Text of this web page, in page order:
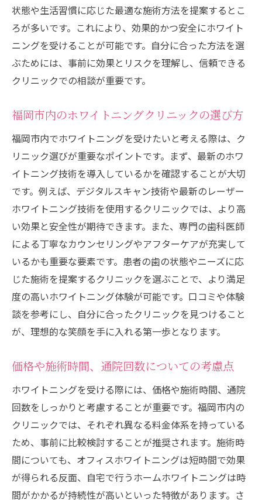
業界最先端のホワイトニング技術を体験す
る方法
安全性と効果を兼ね備えた施術プロセス
最新技術を駆使したホワイトニングのメリ
ット
ニング
新技術を用いた施術後のケアとその効果
福岡市のホワイトニングがもたらす笑顔と自信
の変化
施術後の笑顔の変化を実感する瞬間
福岡市でのホワイトニングが生む自信の向
上
笑顔がもたらす社会的影響とその効果
日常生活におけるホワイトニングのメリッ
ト
自分自身のイメージアップにつながる施術
体験
ホワイトニングを通じて福岡市で得られる笑顔
の秘密
美しい笑顔を支えるホワイトニングの技術
福岡市でのホワイトニングがもたらすポジ
ティブな変化
施術を受けた人々の成功体験とその背景
効果的なホワイトニングで得られる自信の
状態や生活習慣に応じた最適な施術方法を提案するとこ
ろが多いです。これにより、効果的かつ安全にホワイト
ニングを受けることが可能です。自分に合った方法を選
ぶためには、事前に効果とリスクを理解し、信頼できる
クリニックでの相談が重要です。
福岡市内のホワイトニングクリニックの選び方
福岡市内でホワイトニングを受けたいと考える際は、ク
リニック選びが重要なポイントです。まず、最新のホワ
イトニング技術を導入しているかを確認することが大切
です。例えば、デジタルスキャン技術や最新のレーザー
ホワイトニング技術を使用するクリニックでは、より高
い効果と安全性が期待できます。また、専門の歯科医師
による丁寧なカウンセリングやアフターケアが充実して
いるかも重要な要素です。患者の歯の状態やニーズに応
じた施術を提案するクリニックを選ぶことで、より満足
度の高いホワイトニング体験が可能です。口コミや体験
談を参考にし、自分に合ったクリニックを見つけること
が、理想的な笑顔を手に入れる第一歩となります。
価格や施術時間、通院回数についての考慮点
ホワイトニングを受ける際には、価格や施術時間、通院
回数をしっかりと考慮することが重要です。福岡市内の
クリニックでは、それぞれ異なる料金体系を持っている
ため、事前に比較検討することが推奨されます。施術時
間についても、オフィスホワイトニングは短時間で効果
が得られる反面、自宅で行うホームホワイトニングは時
間がかかるが持続性が高いといった特徴があります。さ